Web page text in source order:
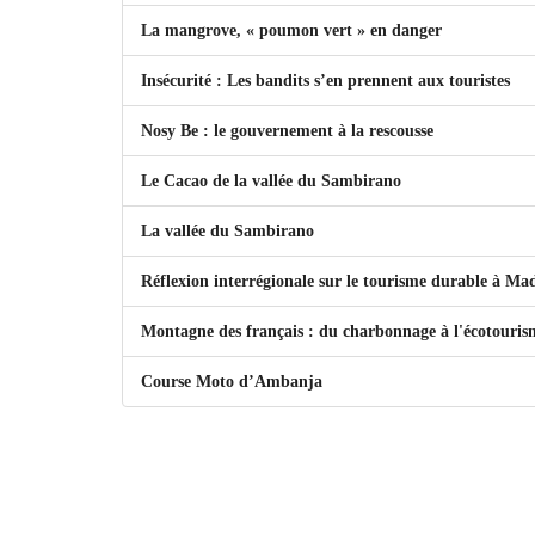
La mangrove, « poumon vert » en danger
Insécurité : Les bandits s’en prennent aux touristes
Nosy Be : le gouvernement à la rescousse
Le Cacao de la vallée du Sambirano
La vallée du Sambirano
Réflexion interrégionale sur le tourisme durable à
Montagne des français : du charbonnage à
Course Moto d’Ambanja